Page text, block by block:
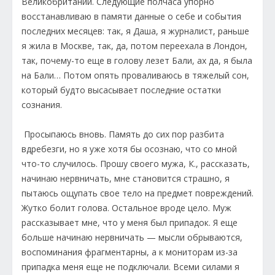
восстанавливаю в памяти данные о себе и события
последних месяцев: так, я Даша, я журналист, раньше
я жила в Москве, так, да, потом переехала в Лондон,
так, почему-то еще в голову лезет Бали, ах да, я была
на Бали… Потом опять проваливаюсь в тяжелый сон,
который будто высасывает последние остатки
сознания.
Просыпаюсь вновь. Память до сих пор разбита
вдребезги, но я уже хотя бы осознаю, что со мной
что-то случилось. Прошу своего мужа, К., рассказать,
начинаю нервничать, мне становится страшно, я
пытаюсь ощупать свое тело на предмет повреждений.
Жутко болит голова. Остальное вроде цело. Муж
рассказывает мне, что у меня был припадок. Я еще
больше начинаю нервничать — мысли обрываются,
воспоминания фрагментарны, а к мониторам из-за
припадка меня еще не подключали. Всеми силами я